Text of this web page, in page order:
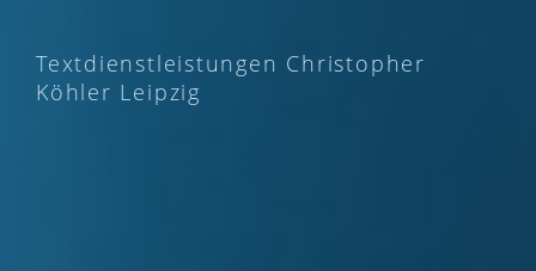
Textdienstleistungen Christopher
Köhler Leipzig